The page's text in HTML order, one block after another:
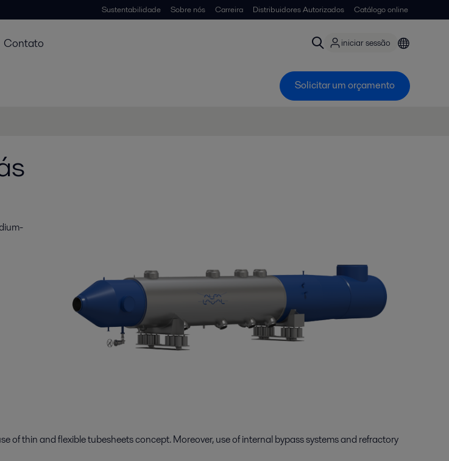
Sustentabilidade Sobre nós Carreira Distribuidores Autorizados Catálogo online
Contato iniciar sessão
Solicitar um orçamento
of thin and flexible tubesheets concept. Moreover, use of internal bypass systems and refractory